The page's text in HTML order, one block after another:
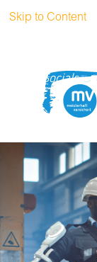
Skip to Content
Socials